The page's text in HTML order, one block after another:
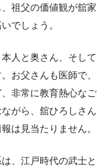
祖父の価値観が舘家
でしょう。
人と奥さん、そして
お父さんも医師で、
非常に教育熱心なご
がら、舘ひろしさん
は見当たりません。
、江戸時代の武士と